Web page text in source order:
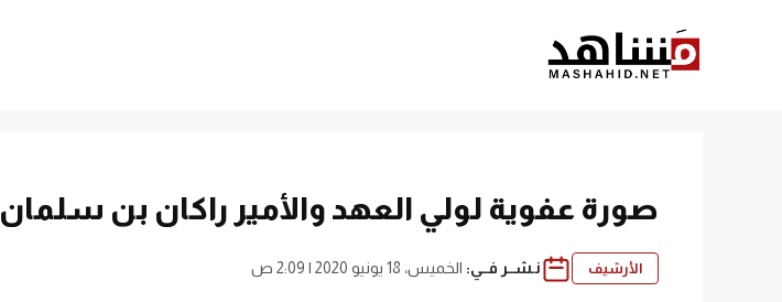
صورة عفوية لولي العهد والأمير راكان بن سلمان
الأرشيف نـشــر فــي: الخميس، 18 يونيو 2020 | 2:09 ص